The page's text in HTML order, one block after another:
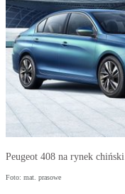
Peugeot 408 na rynek chiński
Foto: mat. prasowe